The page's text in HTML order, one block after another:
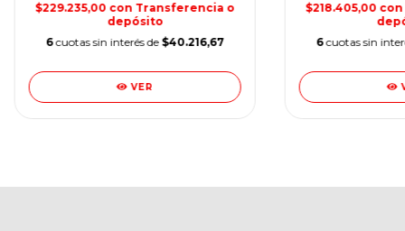
$229.235,00 con Transferencia o
depósito
6 cuotas sin interés de $40.216,67
VER
$218.405,00 con
6 cuotas sin